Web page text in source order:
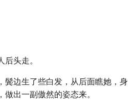
头走。
鬓边生了些白发，从后面瞧她，身
出一副傲然的姿态来。